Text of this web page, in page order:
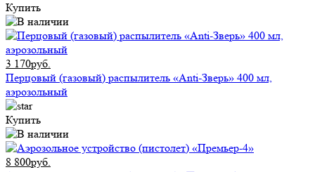
Купить
3 170руб.
Перцовый (газовый) распылитель «Anti-Зверь» 400 мл,
аэрозольный
Купить
8 800руб.